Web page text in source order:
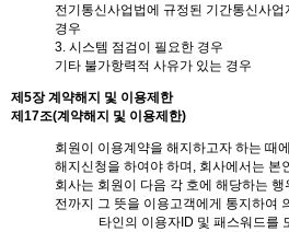
전기통신사업법에 규정된 기간통신사
경우
3. 시스템 점검이 필요한 경우
기타 불가항력적 사유가 있는 경우
제5장 계약해지 및 이용제한
제17조(계약해지 및 이용제한)
회원이 이용계약을 해지하고자 하는 때
해지신청을 하여야 하며, 회사에서는 본
회사는 회원이 다음 각 호에 해당하는
전까지 그 뜻을 이용고객에게 통지하여
타인의 이용자ID 및 패스워드를